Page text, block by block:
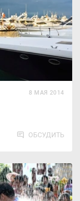
8 МАЯ 2014
ОБСУДИТЬ